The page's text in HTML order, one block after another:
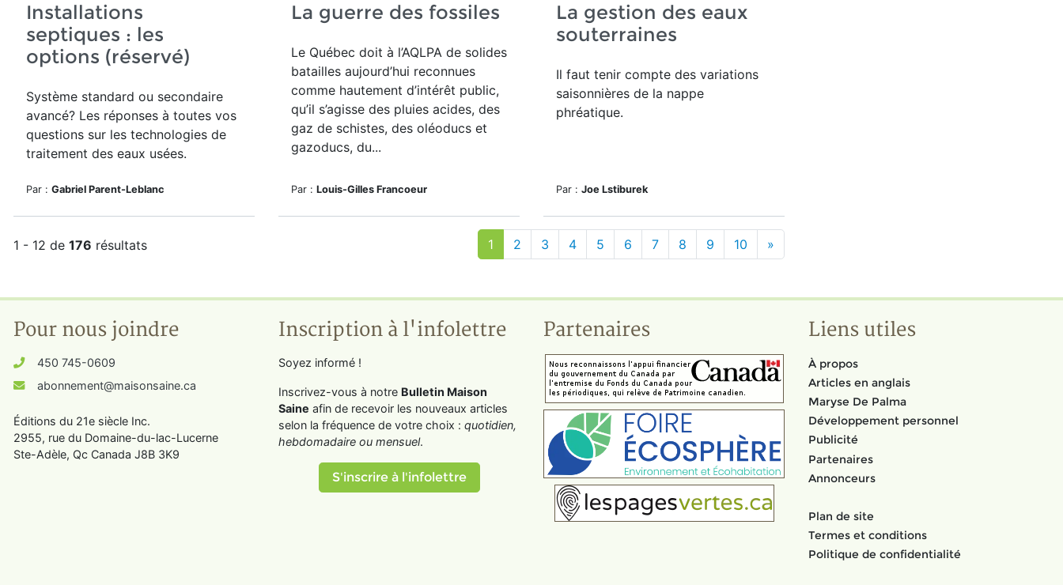
Installations
septiques : les
options (réservé)
Système standard ou secondaire
avancé? Les réponses à toutes vos
questions sur les technologies de
traitement des eaux usées.
Par : Gabriel Parent-Leblanc
La guerre des fossiles
Le Québec doit à l’AQLPA de solides
batailles aujourd’hui reconnues
comme hautement d’intérêt public,
qu’il s’agisse des pluies acides, des
gaz de schistes, des oléoducs et
gazoducs, du...
Par : Louis-Gilles Francoeur
La gestion des eaux
souterraines
Il faut tenir compte des variations
saisonnières de la nappe
phréatique.
Par : Joe Lstiburek
1 - 12 de 176 résultats 1 2 3 4 5 6 7 8 9 10 »
Pour nous joindre
450 745-0609
abonnement@maisonsaine.ca
Éditions du 21e siècle Inc.
2955, rue du Domaine-du-lac-Lucerne
Ste-Adèle, Qc Canada J8B 3K9
Inscription à l'infolettre
Soyez informé !
Inscrivez-vous à notre Bulletin Maison
Saine afin de recevoir les nouveaux articles
selon la fréquence de votre choix : quotidien,
hebdomadaire ou mensuel.
S'inscrire à l'infolettre
Partenaires Liens utiles
À propos
Articles en anglais
Maryse De Palma
Développement personnel
Publicité
Partenaires
Annonceurs
Plan de site
Termes et conditions
Politique de confidentialité